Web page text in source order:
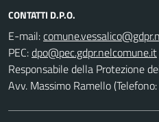
CONTATTI D.P.O.
E-mail:
PEC:
Responsabile della Protezione
Avv. Massimo Ramello